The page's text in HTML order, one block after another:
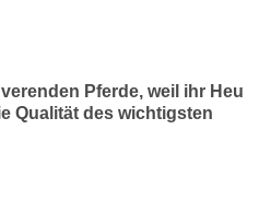
Pferde, weil ihr Heu
Qualität des wichtigsten